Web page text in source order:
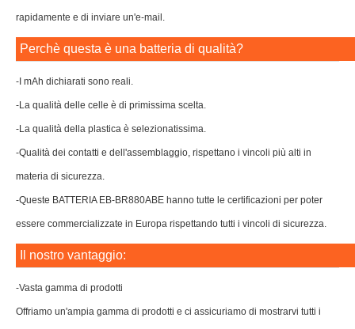
rapidamente e di inviare un'e-mail.
Perchè questa è una batteria di qualità?
-I mAh dichiarati sono reali.
-La qualità delle celle è di primissima scelta.
-La qualità della plastica è selezionatissima.
-Qualità dei contatti e dell'assemblaggio, rispettano i vincoli più alti in
materia di sicurezza.
-Queste BATTERIA EB-BR880ABE hanno tutte le certificazioni per poter
essere commercializzate in Europa rispettando tutti i vincoli di sicurezza.
Il nostro vantaggio:
-Vasta gamma di prodotti
Offriamo un'ampia gamma di prodotti e ci assicuriamo di mostrarvi tutti i